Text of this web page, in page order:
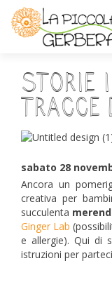
Storie
tracce
sabato 28
Ancora un
creativa per
succulenta
Ginger Lab
e allergie). Qui di
istruzioni per